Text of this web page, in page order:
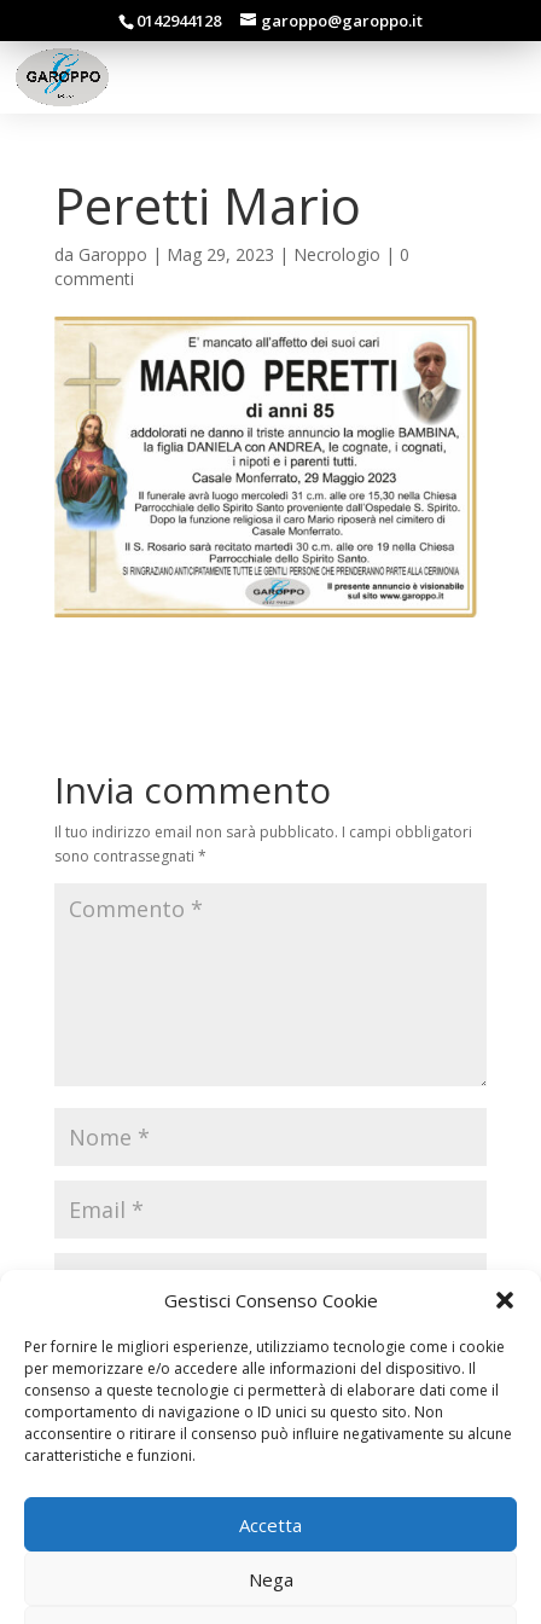
Gestisci Consenso Cookie
Per fornire le migliori esperienze, utilizziamo tecnologie come i cookie
per memorizzare e/o accedere alle informazioni del dispositivo. Il
consenso a queste tecnologie ci permetterà di elaborare dati come il
comportamento di navigazione o ID unici su questo sito. Non
acconsentire o ritirare il consenso può influire negativamente su alcune
caratteristiche e funzioni.
Accetta
Nega
0142944128 garoppo@garoppo.it
Peretti Mario
da Garoppo | Mag 29, 2023 | Necrologio | 0
commenti
Invia commento
Il tuo indirizzo email non sarà pubblicato. I campi obbligatori
sono contrassegnati *
Necrologi Casale Monferrato
Necrologi Piemonte